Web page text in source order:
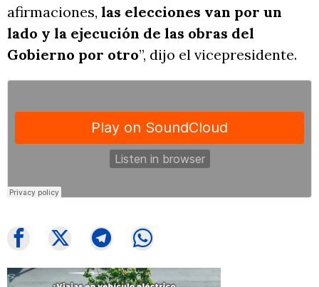
afirmaciones, las elecciones van por un
lado y la ejecución de las obras del
Gobierno por otro”, dijo el vicepresidente.